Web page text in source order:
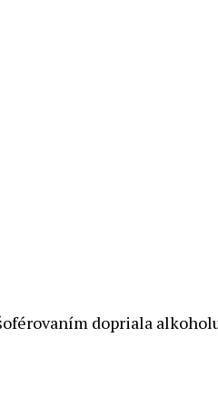
dopriala